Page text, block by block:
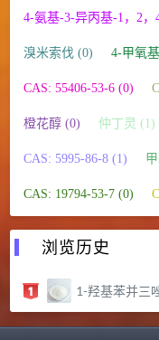
4-氨基-3-异丙基-1，2
溴米索伐 (0) 4-甲氧
CAS: 55406-53-6 (0)
橙花醇 (0) 仲丁灵 (1)
CAS: 5995-86-8 (1)
CAS: 19794-53-7 (0)
浏览历史
1-羟基苯并三